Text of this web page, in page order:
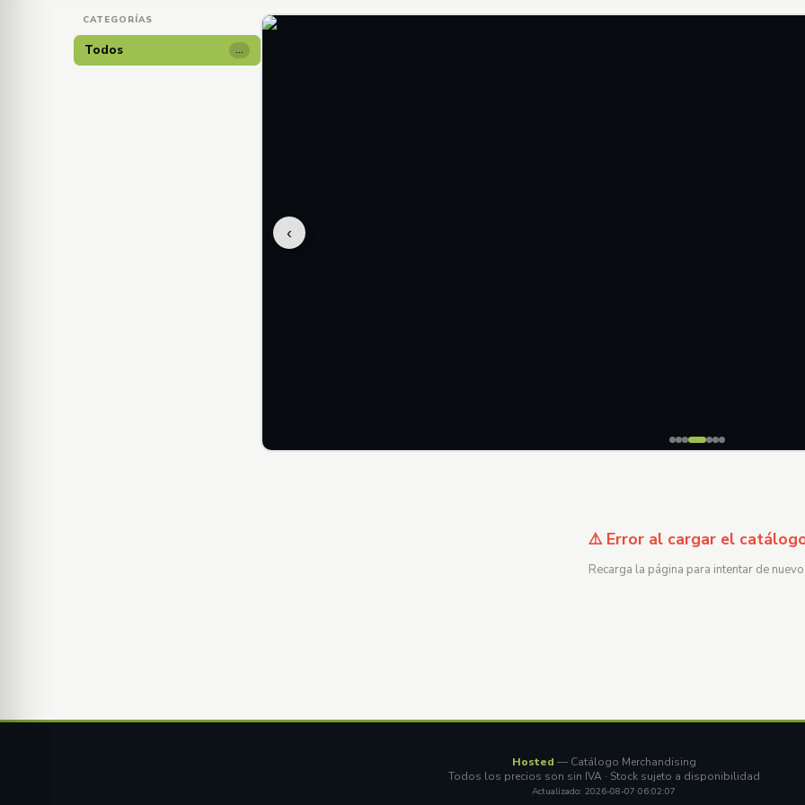
CATEGORÍAS
Todos …
‹
⚠️ Error al cargar el
Recarga la página para intentar de
Hosted — Catálogo Merchandising
Todos los precios son sin IVA · Stock sujeto a disponibilidad
Actualizado: 2026-08-07 06:02:07